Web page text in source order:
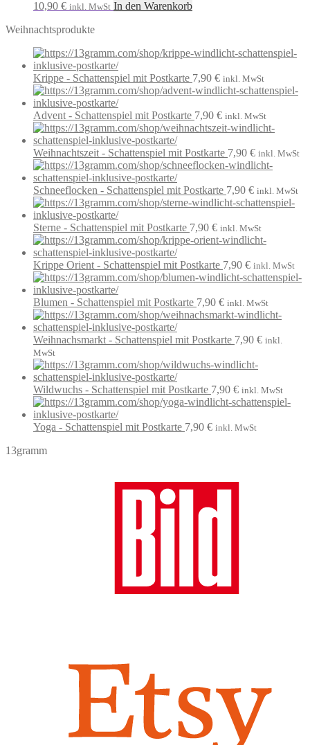
10,90 € inkl. MwSt In den Warenkorb
Weihnachtsprodukte
Krippe - Schattenspiel mit Postkarte 7,90 € inkl. MwSt
Advent - Schattenspiel mit Postkarte 7,90 € inkl. MwSt
Weihnachtszeit - Schattenspiel mit Postkarte 7,90 € inkl. MwSt
Schneeflocken - Schattenspiel mit Postkarte 7,90 € inkl. MwSt
Sterne - Schattenspiel mit Postkarte 7,90 € inkl. MwSt
Krippe Orient - Schattenspiel mit Postkarte 7,90 € inkl. MwSt
Blumen - Schattenspiel mit Postkarte 7,90 € inkl. MwSt
Weihnachsmarkt - Schattenspiel mit Postkarte 7,90 € inkl.
MwSt
Wildwuchs - Schattenspiel mit Postkarte 7,90 € inkl. MwSt
Yoga - Schattenspiel mit Postkarte 7,90 € inkl. MwSt
13gramm